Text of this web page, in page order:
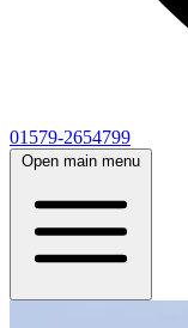
01579-2654799
Open main menu